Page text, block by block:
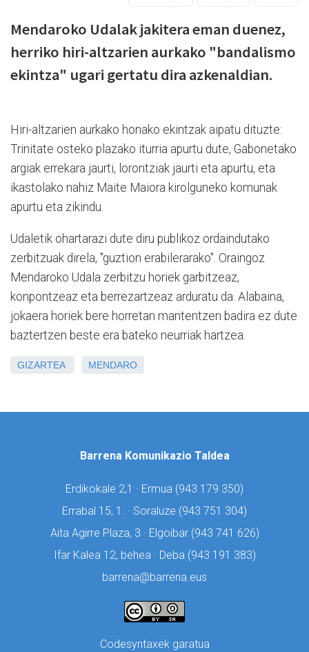
Mendaroko Udalak jakitera eman duenez,
herriko hiri-altzarien aurkako "bandalismo
ekintza" ugari gertatu dira azkenaldian.
Hiri-altzarien aurkako honako ekintzak aipatu dituzte:
Trinitate osteko plazako iturria apurtu dute, Gabonetako
argiak errekara jaurti, lorontziak jaurti eta apurtu, eta
ikastolako nahiz Maite Maiora kirolguneko komunak
apurtu eta zikindu.
Udaletik ohartarazi dute diru publikoz ordaindutako
zerbitzuak direla, "guztion erabilerarako". Oraingoz
Mendaroko Udala zerbitzu horiek garbitzeaz,
konpontzeaz eta berrezartzeaz arduratu da. Alabaina,
jokaera horiek bere horretan mantentzen badira ez dute
baztertzen beste era bateko neurriak hartzea.
GIZARTEA MENDARO
Barrena Komunikazio Taldea
Erdikokale 2,1 · Ermua (943 179 350)
Errabal 15, 1. · Soraluze (943 751 304)
Aita Agirre Plaza, 3 · Elgoibar (943 741 626)
Ifar Kalea 12, behea · Deba (943 191 383)
barrena@barrena.eus
Codesyntaxek garatua